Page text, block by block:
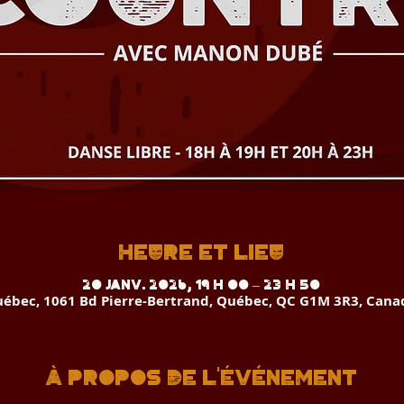
Heure et lieu
20 janv. 2026, 19 h 00 – 23 h 50
1061 Bd Pierre-Bertrand, Québec, QC G1M 3R3,
À propos de l'événement